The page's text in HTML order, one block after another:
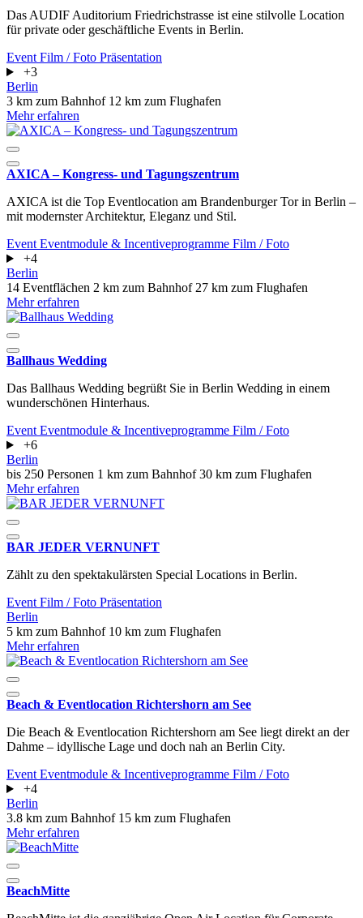
Das AUDIF Auditorium Friedrichstrasse ist eine stilvolle Location
für private oder geschäftliche Events in Berlin.
Event Film / Foto Präsentation
+3
Berlin
3 km zum Bahnhof 12 km zum Flughafen
Mehr erfahren
AXICA – Kongress- und Tagungszentrum
AXICA ist die Top Eventlocation am Brandenburger Tor in Berlin –
mit modernster Architektur, Eleganz und Stil.
Event Eventmodule & Incentiveprogramme Film / Foto
+4
Berlin
14 Eventflächen 2 km zum Bahnhof 27 km zum Flughafen
Mehr erfahren
Ballhaus Wedding
Das Ballhaus Wedding begrüßt Sie in Berlin Wedding in einem
wunderschönen Hinterhaus.
Event Eventmodule & Incentiveprogramme Film / Foto
+6
Berlin
bis 250 Personen 1 km zum Bahnhof30 km zum Flughafen
Mehr erfahren
BAR JEDER VERNUNFT
Zählt zu den spektakulärsten Special Locations in Berlin.
Event Film / Foto Präsentation
Berlin
5 km zum Bahnhof 10 km zum Flughafen
Mehr erfahren
Beach & Eventlocation Richtershorn am See
Die Beach & Eventlocation Richtershorn am See liegt direkt an der
Dahme – idyllische Lage und doch nah an Berlin City.
Event Eventmodule & Incentiveprogramme Film / Foto
+4
Berlin
3.8 km zum Bahnhof 15 km zum Flughafen
Mehr erfahren
BeachMitte